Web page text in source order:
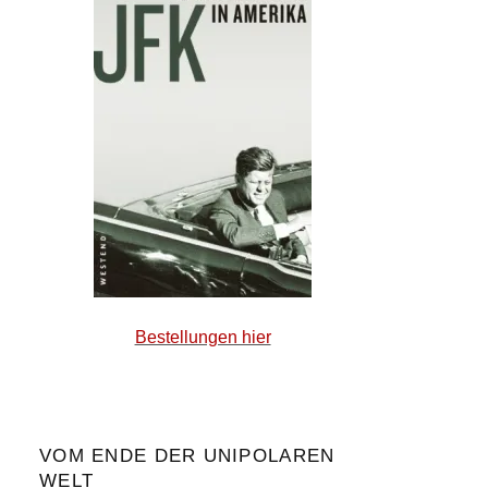
Bestellungen hier
VOM ENDE DER UNIPOLAREN
WELT